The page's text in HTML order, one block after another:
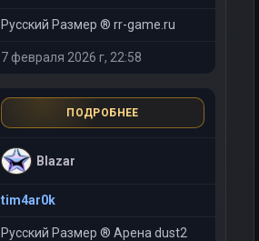
Русский Размер ® rr-game.ru
7 февраля 2026 г, 22:58
ПОДРОБНЕЕ
Blazar
tim4ar0k
Русский Размер ® Арена dust2